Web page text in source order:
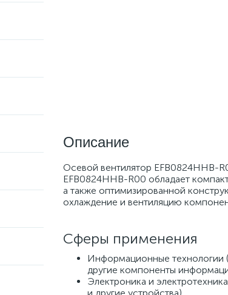
Описание
Осевой вентилятор EFB0824HHB-
EFB0824HHB-R00 обладает
а также оптимизированной
охлаждение и вентиляцию
Сферы применения
Информационные технологии
другие компоненты
Электроника и